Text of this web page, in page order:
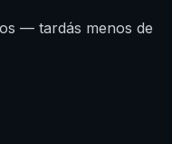
— tardás menos de